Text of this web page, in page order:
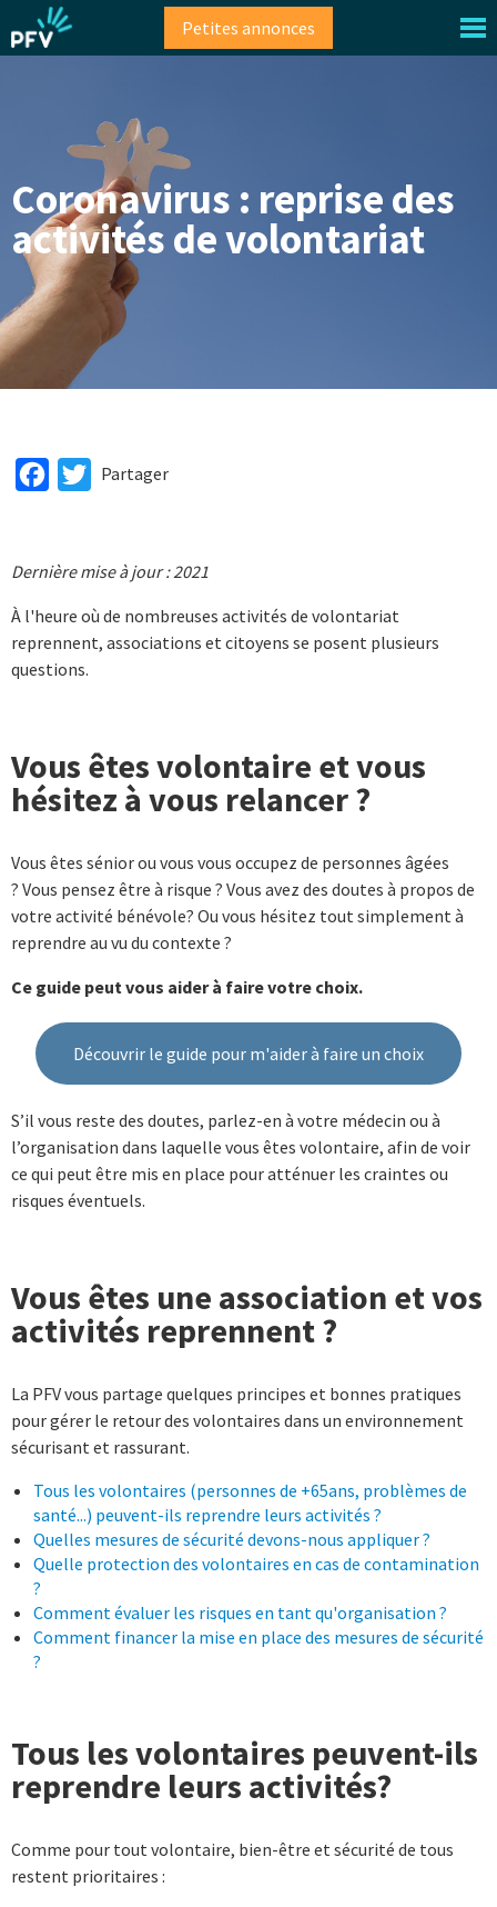
au
contenu
Petites annonces
Coronavirus : reprise des
activités de volontariat
FacebookTwitter
Partager
Dernière mise à jour : 2021
À l'heure où de nombreuses activités de volontariat
reprennent, associations et citoyens se posent plusieurs
questions.
Vous êtes volontaire et vous
hésitez à vous relancer ?
Vous êtes sénior ou vous vous occupez de personnes âgées
? Vous pensez être à risque ? Vous avez des doutes à propos de
votre activité bénévole? Ou vous hésitez tout simplement à
reprendre au vu du contexte ?
Ce guide peut vous aider à faire votre choix.
Découvrir le guide pour m'aider à faire un choix
S’il vous reste des doutes, parlez-en à votre médecin ou à
l’organisation dans laquelle vous êtes volontaire, afin de voir
ce qui peut être mis en place pour atténuer les craintes ou
risques éventuels.
Vous êtes une association et vos
activités reprennent ?
La PFV vous partage quelques principes et bonnes pratiques
pour gérer le retour des volontaires dans un environnement
sécurisant et rassurant.
Tous les volontaires (personnes de +65ans, problèmes de
santé...) peuvent-ils reprendre leurs activités ?
Quelles mesures de sécurité devons-nous appliquer ?
Quelle protection des volontaires en cas de contamination
?
Comment évaluer les risques en tant qu'organisation ?
Comment financer la mise en place des mesures de sécurité
?
Tous les volontaires peuvent-ils
reprendre leurs activités?
Comme pour tout volontaire, bien-être et sécurité de tous
restent prioritaires :